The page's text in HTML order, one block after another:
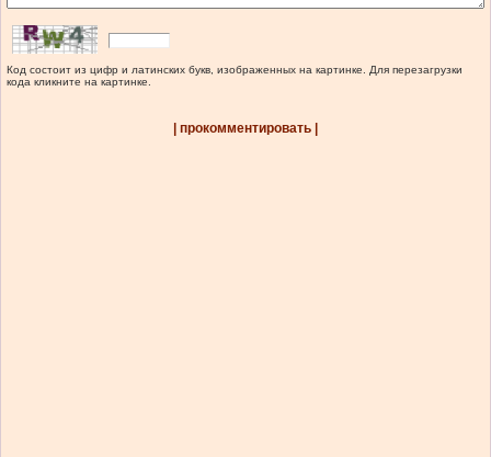
Код состоит из цифр и латинских букв, изображенных на картинке. Для перезагрузки
кода кликните на картинке.
| прокомментировать |